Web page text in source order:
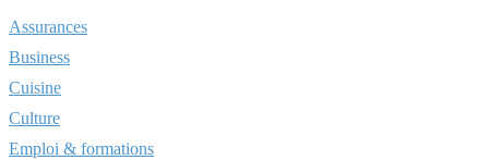
Assurances
Business
Cuisine
Culture
Emploi & formations